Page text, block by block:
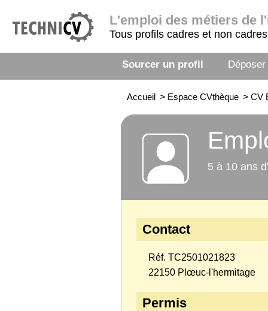
L'emploi des métiers de
Tous profils cadres et non cadres
Sourcer un profil
Accueil > Espace CVthèque > CV
5 à 10 ans
Contact
Réf. TC2501021823
22150 Plœuc-l'hermitage
Permis